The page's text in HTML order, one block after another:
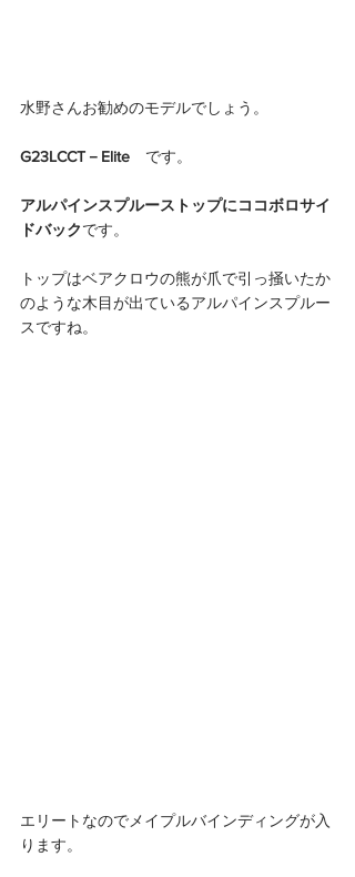
水野さんお勧めのモデルでしょう。
G23LCCT－Elite です。
アルパインスプルーストップにココボロサイ
ドバックです。
トップはベアクロウの熊が爪で引っ掻いたか
のような木目が出ているアルパインスプルー
スですね。
エリートなのでメイプルバインディングが入
ります。